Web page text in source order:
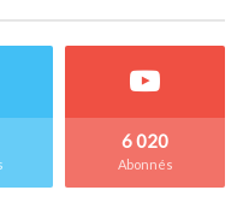
6 020
Abonnés